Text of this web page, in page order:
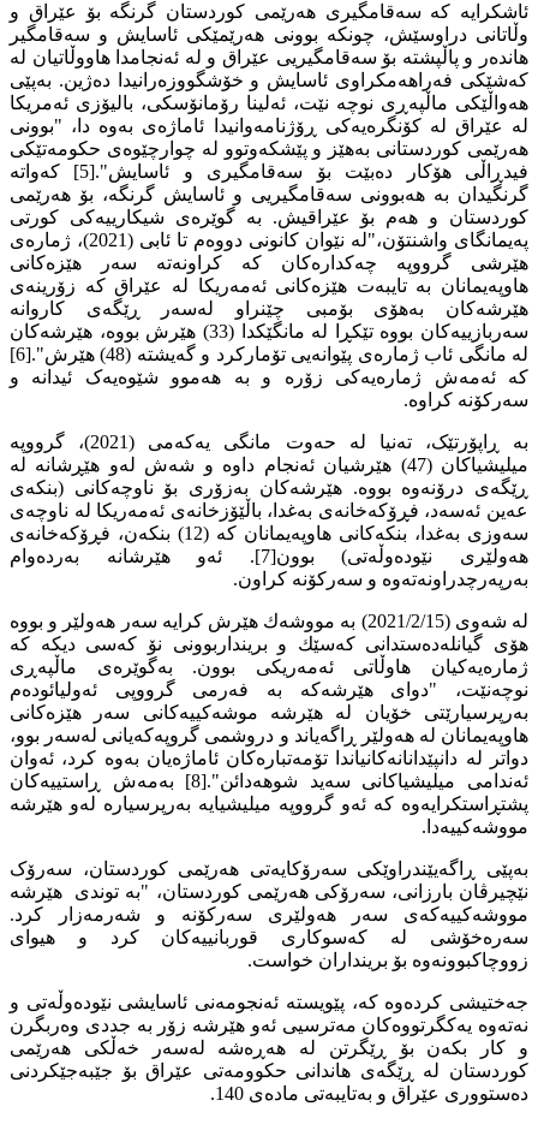
ئاشکرایە کە سەقامگیری هەرێمی کوردستان گرنگە بۆ عێراق و
وڵاتانی دراوسێش، چونکە بوونی هەرێمێکی ئاسایش و سەقامگیر
هاندەر و پاڵپشتە بۆ سەقامگیریی عێراق و لە ئەنجامدا هاووڵاتیان لە
کەشێکی فەراهەمکراوی ئاسایش و خۆشگووزەرانیدا دەژین. بەپێى
هەواڵێکی ماڵپەڕی نوچە نێت، ئەلینا رۆمانۆسکی، بالیۆزی ئەمریکا
لە عێراق لە کۆنگرەیەکی ڕۆژنامەوانیدا ئاماژەی بەوە دا، "بوونی
هەرێمی کوردستانی بەهێز و پێشکەوتوو لە چوارچێوەی حکومەتێکی
فیدڕاڵی هۆکار دەبێت بۆ سەقامگیری و ئاسایش".[5] کەواتە
گرنگیدان بە هەبوونی سەقامگیریی و ئاسایش گرنگە، بۆ هەرێمی
کوردستان و هەم بۆ عێراقیش. بە گوێرەی شیکارییەکی کورتی
پەیمانگای واشنتۆن،"لە نێوان كانونی دووەم تا ئابی (2021)، ژمارەی
هێرشی گرووپە چەكدارەكان كە كراونەتە سەر هێزەكانی
هاوپەیمانان بە تایبەت هێزەکانی ئەمەریكا لە عێراق کە زۆرینەی
هێرشەكان بەهۆی بۆمبی چێنراو لەسەر ڕێگەی كاروانە
سەربازییەكان بووە تێكڕا لە مانگێكدا (33) هێرش بووە، هێرشەكان
لە مانگی ئاب ژمارەی پێوانەیی تۆماركرد و گەیشتە (48) هێرش".[6]
کە ئەمەش ژمارەیەکی زۆرە و بە هەموو شێوەیەک ئیدانە و
سەرکۆنە کراوە.
بە ڕاپۆرتێک، تەنیا لە حەوت مانگی یەکەمی (2021)، گرووپە
میلیشیاکان (47) هێرشیان ئەنجام داوە و شەش لەو هێڕشانە لە
ڕێگەی درۆنەوە بووە. هێرشەکان بەزۆری بۆ ناوچەکانی (بنکەی
عەین ئەسەد، فڕۆکەخانەی بەغدا، باڵێۆزخانەی ئەمەریکا لە ناوچەی
سەوزی بەغدا، بنکەکانی هاوپەیمانان کە (12) بنکەن، فڕۆکەخانەی
هەولێری نێودەوڵەتی) بوون[7]. ئەو هێرشانە بەردەوام
بەرپەرچدراونەتەوە و سەرکۆنە کراون.
لە شەوی (2021/2/15) بە مووشەك هێرش كرایە سەر هەولێر و بووه‌
هۆى گيانله‌ده‌ستدانى كەسێك و برينداربوونى نۆ كه‌سى دیکە كە
ژماره‌يه‌كيان هاوڵاتی ئەمه‌ریكی بوون. بەگوێرەی ماڵپەڕی
نوچەنێت، "دوای هێرشەکە بە فەرمی گرووپى ئەوليائودەم
بەرپرسيارێتى خۆيان لە هێرشە موشەكييەكانى سەر هێزەكانى
هاوپەيمانان لە هەولێر ڕاگەياند و دروشمى گروپەكەيانى لەسەر بوو،
دواتر لە دانپێدانانەکانیاندا تۆمەتبارەكان ئاماژەيان بەوە كرد، ئەوان
ئەندامى میليشياكانى سەيد شوهەدائن".[8] بەمەش ڕاستییەکان
پشتڕاستکرایەوە کە ئەو گرووپە میلیشیایە بەرپرسیارە لەو هێرشە
مووشەکییەدا.
بەپێی ڕاگەیێندراوێکی سەرۆکایەتی هەرێمی کوردستان، سەرۆک
نێچیرڤان بارزانی، سەرۆکی هەرێمی کوردستان، "بە توندی هێرشە
مووشەکییەکەی سەر هەولێری سەركۆنە و شەرمەزار کرد.
سەرەخۆشی لە كەسوكاری قوربانييه‌كان‌ کرد و هیوای
زووچاكبوونەوە بۆ برینداران خواست.
جەختیشی کردەوە کە، پێویستە ئەنجومەنی ئاسایشی نێودەوڵەتی و
نەتەوە یەكگرتووەكان مه‌ترسيى ئەو هێرشە زۆر بە جددی وەربگرن
و كار بكەن بۆ ڕێگرتن لە هەڕەشە لەسەر خەڵكی هەرێمی
كوردستان لە ڕێگەی هاندانى حكوومەتی عێراق بۆ جێبەجێكردنی
دەستووری عێراق و بەتایبەتی مادەی 140.